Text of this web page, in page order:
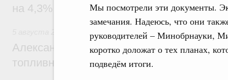
Мы посмотрели эти документы.
замечания. Надеюсь, что они
руководителей – Минобрнауки,
коротко доложат о тех планах,
подведём итоги.
на 4,3%, въездной – на 20,1%
Оборот бензина и дизельного топлива
Александр Новак провёл совещание по
топливном рынке